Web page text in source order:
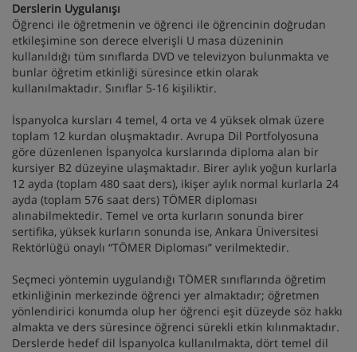
Derslerin Uygulanışı
Öğrenci ile öğretmenin ve öğrenci ile öğrencinin doğrudan
etkileşimine son derece elverişli U masa düzeninin
kullanıldığı tüm sınıflarda DVD ve televizyon bulunmakta ve
bunlar öğretim etkinliği süresince etkin olarak
kullanılmaktadır. Sınıflar 5-16 kişiliktir.
İspanyolca kursları 4 temel, 4 orta ve 4 yüksek olmak üzere
toplam 12 kurdan oluşmaktadır. Avrupa Dil Portfolyosuna
göre düzenlenen İspanyolca kurslarında diploma alan bir
kursiyer B2 düzeyine ulaşmaktadır. Birer aylık yoğun kurlarla
12 ayda (toplam 480 saat ders), ikişer aylık normal kurlarla 24
ayda (toplam 576 saat ders) TÖMER diploması
alınabilmektedir. Temel ve orta kurların sonunda birer
sertifika, yüksek kurların sonunda ise, Ankara Üniversitesi
Rektörlüğü onaylı “TÖMER Diploması” verilmektedir.
Seçmeci yöntemin uygulandığı TÖMER sınıflarında öğretim
etkinliğinin merkezinde öğrenci yer almaktadır; öğretmen
yönlendirici konumda olup her öğrenci eşit düzeyde söz hakkı
almakta ve ders süresince öğrenci sürekli etkin kılınmaktadır.
Derslerde hedef dil İspanyolca kullanılmakta, dört temel dil